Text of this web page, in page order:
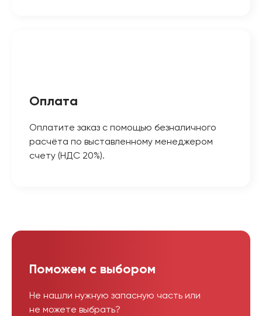
Оплата
Оплатите заказ с помощью безналичного
расчёта по выставленному менеджером
счету (НДС 20%).
Поможем с выбором
Не нашли нужную запасную часть или
не можете выбрать?